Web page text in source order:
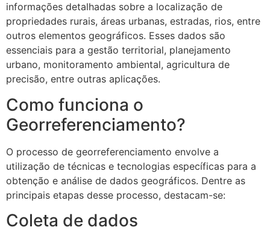
informações detalhadas sobre a localização de
propriedades rurais, áreas urbanas, estradas, rios, entre
outros elementos geográficos. Esses dados são
essenciais para a gestão territorial, planejamento
urbano, monitoramento ambiental, agricultura de
precisão, entre outras aplicações.
Como funciona o
Georreferenciamento?
O processo de georreferenciamento envolve a
utilização de técnicas e tecnologias específicas para a
obtenção e análise de dados geográficos. Dentre as
principais etapas desse processo, destacam-se:
Coleta de dados